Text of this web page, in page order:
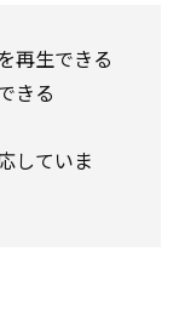
再生できる
きる
していま